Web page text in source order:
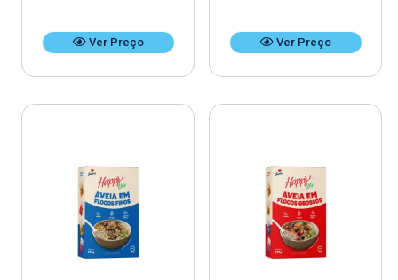
Ver Preço Ver Preço